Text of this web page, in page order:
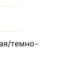
темно-